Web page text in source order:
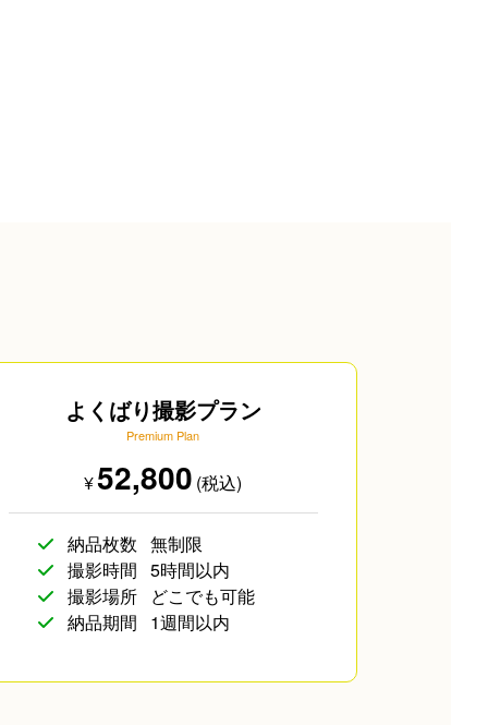
よくばり撮影プラン
Premium Plan
¥52,800 (税込)
納品枚数 無制限
撮影時間 5時間以内
撮影場所
どこでも可能
納品期間
1週間以内